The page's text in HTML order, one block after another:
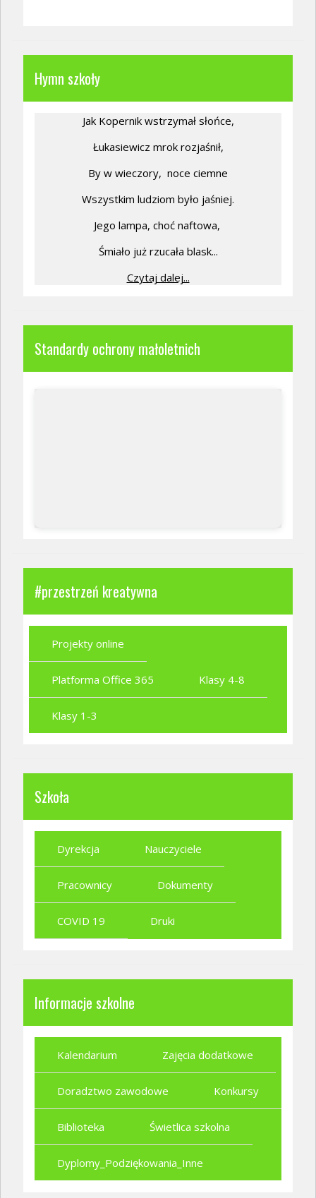
Hymn szkoły
Jak Kopernik wstrzymał słońce,
Łukasiewicz mrok rozjaśnił,
By w wieczory, noce ciemne
Wszystkim ludziom było jaśniej.
Jego lampa, choć naftowa,
Śmiało już rzucała blask...
Czytaj dalej...
Standardy ochrony małoletnich
#przestrzeń kreatywna
Projekty online
Platforma Office 365 Klasy 4-8
Klasy 1-3
Szkoła
Dyrekcja Nauczyciele
Pracownicy Dokumenty
COVID 19 Druki
Informacje szkolne
Kalendarium Zajęcia dodatkowe
Doradztwo zawodowe Konkursy
Biblioteka Świetlica szkolna
Dyplomy_Podziękowania_Inne